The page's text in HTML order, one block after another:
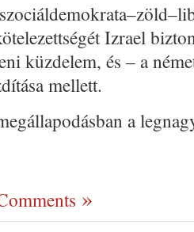
Izrael
küzdelem, és – a
mellett.
a